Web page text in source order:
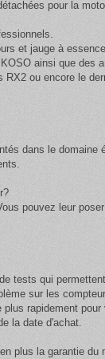
pour la
et jauge à
ainsi que des
ou encore le
dans le
pouvez leur
tests qui
sur les
rapidement pour
la date d'achat.
plus la garantie du